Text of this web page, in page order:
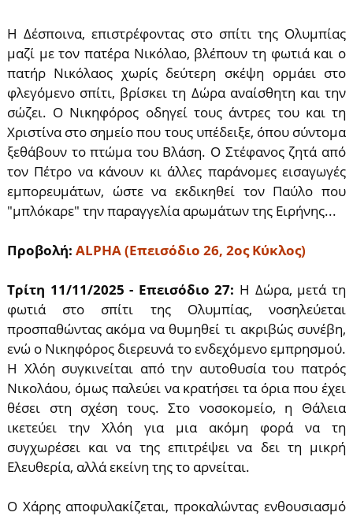
Η Δέσποινα, επιστρέφοντας στο σπίτι της Ολυμπίας
μαζί με τον πατέρα Νικόλαο, βλέπουν τη φωτιά και ο
πατήρ Νικόλαος χωρίς δεύτερη σκέψη ορμάει στο
φλεγόμενο σπίτι, βρίσκει τη Δώρα αναίσθητη και την
σώζει. Ο Νικηφόρος οδηγεί τους άντρες του και τη
Χριστίνα στο σημείο που τους υπέδειξε, όπου σύντομα
ξεθάβουν το πτώμα του Βλάση. Ο Στέφανος ζητά από
τον Πέτρο να κάνουν κι άλλες παράνομες εισαγωγές
εμπορευμάτων, ώστε να εκδικηθεί τον Παύλο που
"μπλόκαρε" την παραγγελία αρωμάτων της Ειρήνης...
Προβολή: ALPHA (Επεισόδιο 26, 2ος Κύκλος)
Τρίτη 11/11/2025 - Επεισόδιο 27: Η Δώρα, μετά τη
φωτιά στο σπίτι της Ολυμπίας, νοσηλεύεται
προσπαθώντας ακόμα να θυμηθεί τι ακριβώς συνέβη,
ενώ ο Νικηφόρος διερευνά το ενδεχόμενο εμπρησμού.
Η Χλόη συγκινείται από την αυτοθυσία του πατρός
Νικολάου, όμως παλεύει να κρατήσει τα όρια που έχει
θέσει στη σχέση τους. Στο νοσοκομείο, η Θάλεια
ικετεύει την Χλόη για μια ακόμη φορά να τη
συγχωρέσει και να της επιτρέψει να δει τη μικρή
Ελευθερία, αλλά εκείνη της το αρνείται.
Ο Χάρης αποφυλακίζεται, προκαλώντας ενθουσιασμό